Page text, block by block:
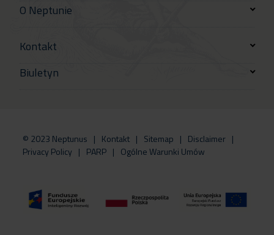
O Neptunie
Kontakt
Biuletyn
© 2023 Neptunus Kontakt Sitemap
Disclaimer
Privacy Policy
PARP Ogólne Warunki Umów